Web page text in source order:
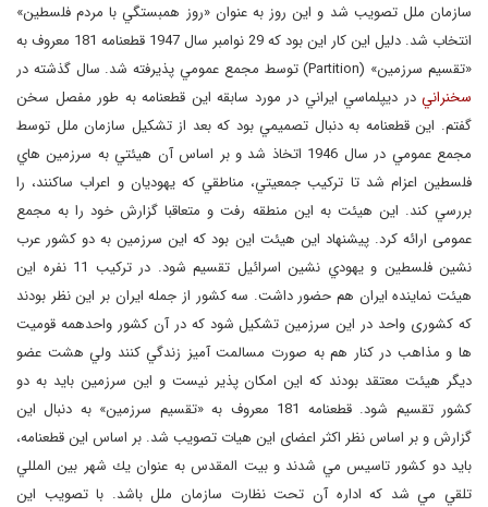
سازمان ملل تصويب شد و اين روز به عنوان «روز همبستگي با مردم فلسطين»
انتخاب شد. دليل اين كار اين بود كه 29 نوامبر سال 1947 قطعنامه 181 معروف به
«تقسيم سرزمين» (Partition) توسط مجمع عمومي پذيرفته شد. سال گذشته در
سخنراني در ديپلماسي ايراني در مورد سابقه اين قطعنامه به طور مفصل سخن
گفتم. اين قطعنامه به دنبال تصميمي بود كه بعد از تشكيل سازمان ملل توسط
مجمع عمومي در سال 1946 اتخاذ شد و بر اساس آن هيئتي به سرزمين هاي
فلسطين اعزام شد تا تركيب جمعيتي، مناطقي كه يهوديان و اعراب ساكنند، را
بررسي كند. اين هيئت به اين منطقه رفت و متعاقبا گزارش خود را به مجمع
عمومی ارائه كرد. پيشنهاد اين هيئت اين بود كه اين سرزمين به دو كشور عرب
نشين فلسطين و يهودي نشين اسرائيل تقسيم شود. در تركيب 11 نفره اين
هيئت نماينده ايران هم حضور داشت. سه كشور از جمله ايران بر اين نظر بودند
كه كشوری واحد در اين سرزمين تشکیل شود كه در آن كشور واحدهمه قوميت
ها و مذاهب در كنار هم به صورت مسالمت آميز زندگي كنند ولي هشت عضو
ديگر هيئت معتقد بودند كه اين امكان پذير نيست و اين سرزمين بايد به دو
كشور تقسيم شود. قطعنامه 181 معروف به «تقسيم سرزمين» به دنبال اين
گزارش و بر اساس نظر اکثر اعضای اين هیات تصويب شد. بر اساس اين قطعنامه،
بايد دو كشور تاسيس مي شدند و بيت المقدس به عنوان يك شهر بين المللي
تلقي مي شد كه اداره آن تحت نظارت سازمان ملل باشد. با تصويب اين